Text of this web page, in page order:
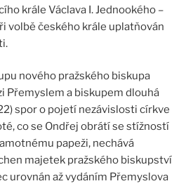
krále Václava I. Jednookého –
volbě českého krále uplatňován
nového pražského biskupa
Přemyslem a biskupem dlouhá
spor o pojetí nezávislosti církve
co se Ondřej obrátí se stížností
papeži, nechává
majetek pražského biskupství
urovnán až vydáním Přemyslova